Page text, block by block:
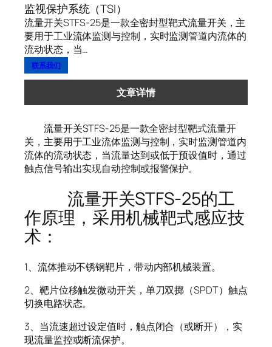
监视保护系统（TSI）
流量开关STFS-25是一款全密封型靶式流量开关，主
要用于工业流体监测与控制，实时监测管道内流体的
流动状态，当…
联系我们
文章详情
流量开关STFS-25是一款全密封型靶式流量开
关，主要用于工业流体监测与控制，实时监测管道内
流体的流动状态，当流量达到或低于预设值时，通过
触点信号输出实现自动控制或报警保护。
流量开关STFS-25的工
作原理，采用机械靶式感应技
术：
1、流体推动不锈钢靶片，带动内部机械装置。
2、靶片位移触发微动开关，单刀双掷（SPDT）触点
切换电路状态。
3、当流速超过设定值时，触点闭合（或断开），实
现流量监控或断流保护。